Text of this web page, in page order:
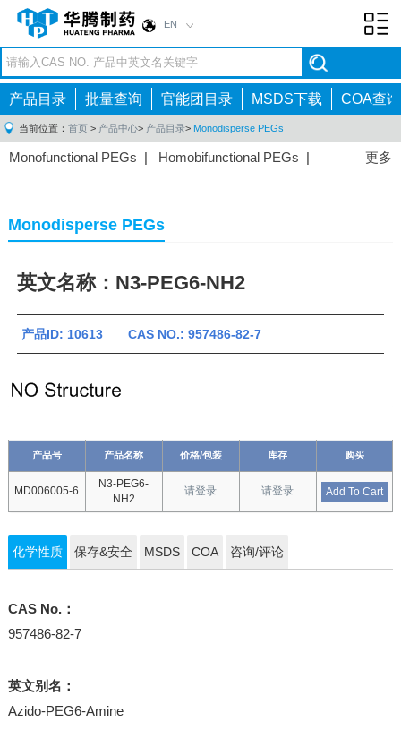
EN
产品目录 批量查询 官能团目录 MSDS下载 COA查询
当前位置： 首页 > 产品中心> 产品目录> Monodisperse PEGs
更多
Monofunctional PEGs | Homobifunctional PEGs |
Monodisperse PEGs
英文名称：N3-PEG6-NH2
产品ID: 10613 CAS NO.: 957486-82-7
产品号 产品名称 价格/包装 库存 购买
MD006005-6
N3-PEG6-
NH2
请登录 请登录 Add To Cart
化学性质 保存&安全 MSDS COA 咨询/评论
CAS No.：
957486-82-7
英文别名：
Azido-PEG6-Amine